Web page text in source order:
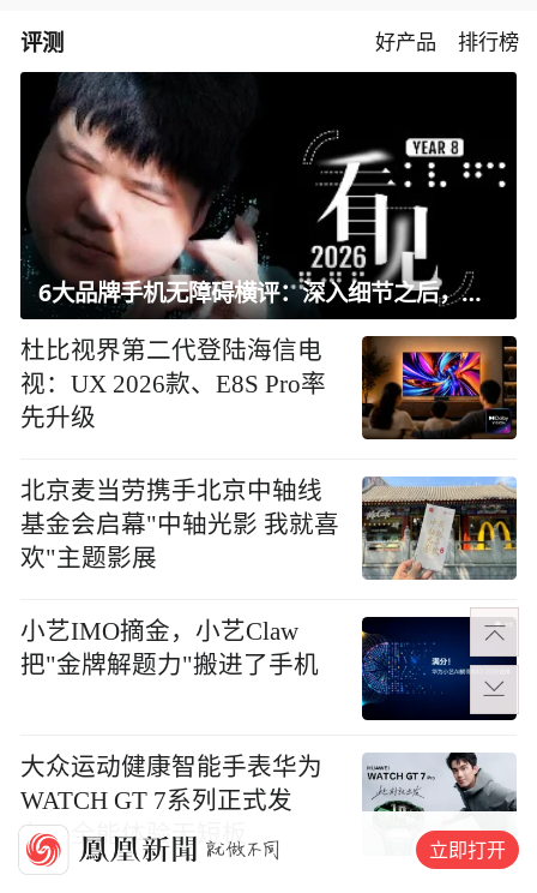
评测 好产品 排行榜
6大品牌手机无障碍横评：深入细节之后，似乎只有苹果能挺住？｜ 看见2026
杜比视界第二代登陆海信电
视：UX 2026款、E8S Pro率
先升级
北京麦当劳携手北京中轴线
基金会启幕"中轴光影 我就喜
欢"主题影展
小艺IMO摘金，小艺Claw
把"金牌解题力"搬进了手机
大众运动健康智能手表华为
WATCH GT 7系列正式发
布，全能体验无短板
立即打开